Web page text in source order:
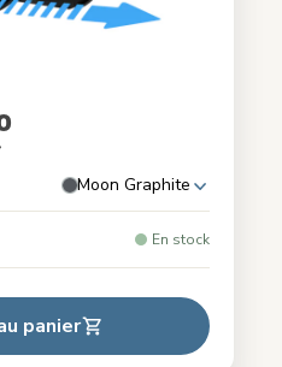
Moon Graphite
En stock
panier